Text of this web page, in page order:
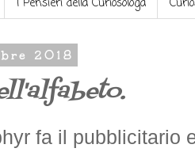
2018
fa il pubblicitario